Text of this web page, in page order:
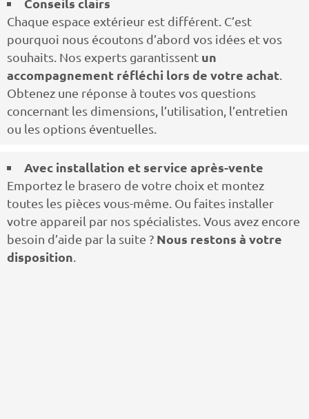
Chaque espace extérieur est différent. C’est
pourquoi nous écoutons d’abord vos idées et vos
souhaits. Nos experts garantissent un
accompagnement réfléchi lors de votre achat
Obtenez une réponse à toutes vos questions
concernant les dimensions, l’utilisation, l’entretien
ou les options éventuelles.
Avec installation et service après-vente
Emportez le brasero de votre choix et montez
toutes les pièces vous-même. Ou faites installer
votre appareil par nos spécialistes. Vous avez encore
besoin d’aide par la suite ? Nous restons à votre
disposition